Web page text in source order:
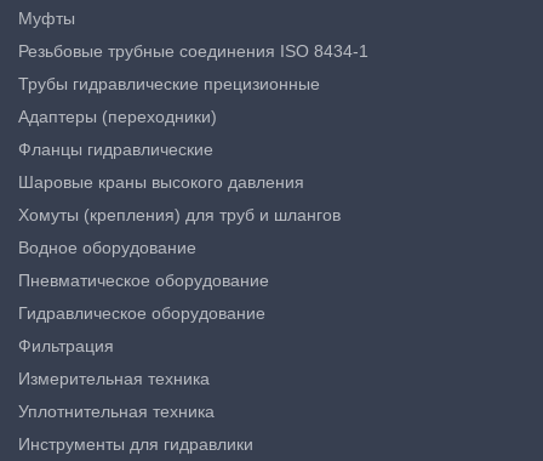
Муфты
Резьбовые трубные соединения ISO 8434-1
Трубы гидравлические прецизионные
Адаптеры (переходники)
Фланцы гидравлические
Шаровые краны высокого давления
Хомуты (крепления) для труб и шлангов
Водное оборудование
Пневматическое оборудование
Гидравлическое оборудование
Фильтрация
Измерительная техника
Уплотнительная техника
Инструменты для гидравлики